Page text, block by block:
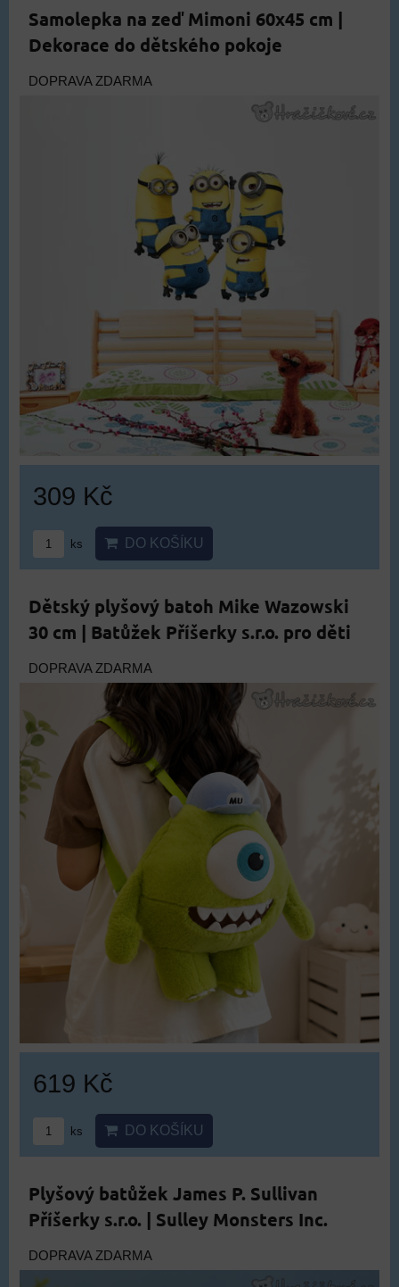
Samolepka na zeď Mimoni 60x45 cm |
Dekorace do dětského pokoje
DOPRAVA ZDARMA
309 Kč
ks DO KOŠÍKU
Dětský plyšový batoh Mike Wazowski
30 cm | Batůžek Příšerky s.r.o. pro děti
DOPRAVA ZDARMA
619 Kč
ks DO KOŠÍKU
Plyšový batůžek James P. Sullivan
Příšerky s.r.o. | Sulley Monsters Inc.
DOPRAVA ZDARMA